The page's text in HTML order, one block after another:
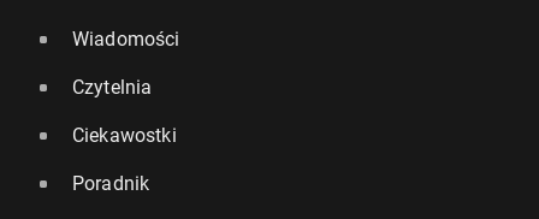
Wiadomości
Czytelnia
Ciekawostki
Poradnik